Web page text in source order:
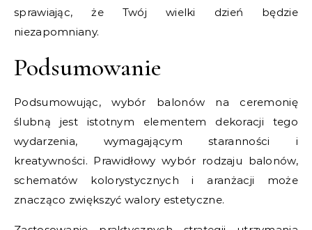
sprawiając, że Twój wielki dzień będzie
niezapomniany.
Podsumowanie
Podsumowując, wybór balonów na ceremonię
ślubną jest istotnym elementem dekoracji tego
wydarzenia, wymagającym staranności i
kreatywności. Prawidłowy wybór rodzaju balonów,
schematów kolorystycznych i aranżacji może
znacząco zwiększyć walory estetyczne.